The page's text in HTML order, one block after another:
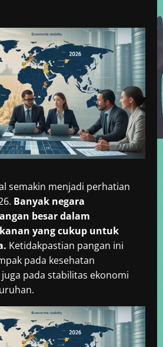
semakin menjadi perhatian
Banyak negara
besar dalam
yang cukup untuk
Ketidakpastian pangan ini
pada kesehatan
pada stabilitas ekonomi